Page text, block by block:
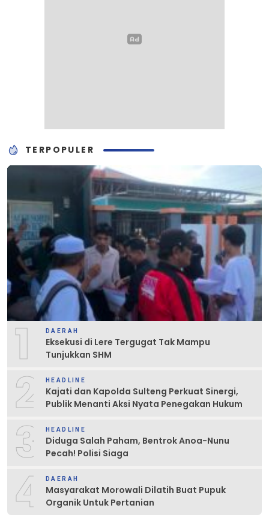
TERPOPULER
1 DAERAH
Eksekusi di Lere Tergugat Tak Mampu
Tunjukkan SHM
2 HEADLINE
Kajati dan Kapolda Sulteng Perkuat Sinergi,
Publik Menanti Aksi Nyata Penegakan Hukum
3 HEADLINE
Diduga Salah Paham, Bentrok Anoa-Nunu
Pecah! Polisi Siaga
4 DAERAH
Masyarakat Morowali Dilatih Buat Pupuk
Organik Untuk Pertanian